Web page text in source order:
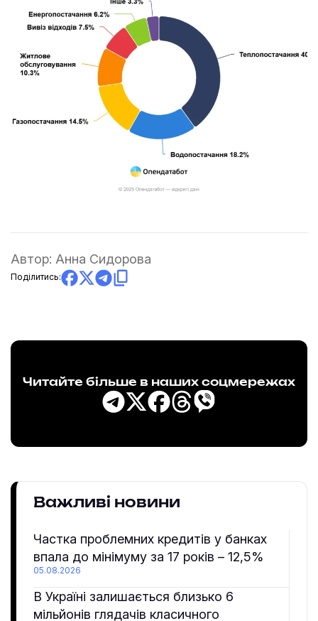
Автор: Анна Сидорова
Поділитись:
Читайте більше в наших соцмережах
Важливі новини
Частка проблемних кредитів у банках
впала до мінімуму за 17 років – 12,5%
05.08.2026
В Україні залишається близько 6
мільйонів глядачів класичного